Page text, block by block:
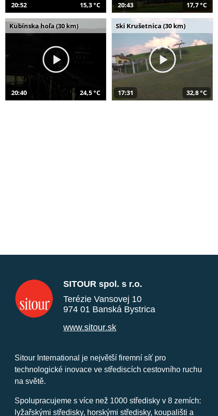
20:52 15,3 °C 20:43 17,7 °C
Kubínska hoľa (30 km)
20:40 24,5 °C
Ski Krušetnica (30 km)
17:31 32,8 °C
SITOUR spol. s r.o.
Terézie Vansovej 10
974 01 Banská Bystrica
www.sitour.sk
Sitour International je největší firemní síť pro
technologické inovace ve střediscích cestovního ruchu
na světě.
Spolupracujeme s více než 1000 středisky v 8 zemích:
lyžařskými středisky, horskými středisky, koupališti a